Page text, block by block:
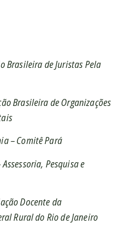
Brasileira de Juristas Pela
Brasileira de Organizações
– Comitê Pará
Pesquisa e
Docente da
Rural do Rio de Janeiro